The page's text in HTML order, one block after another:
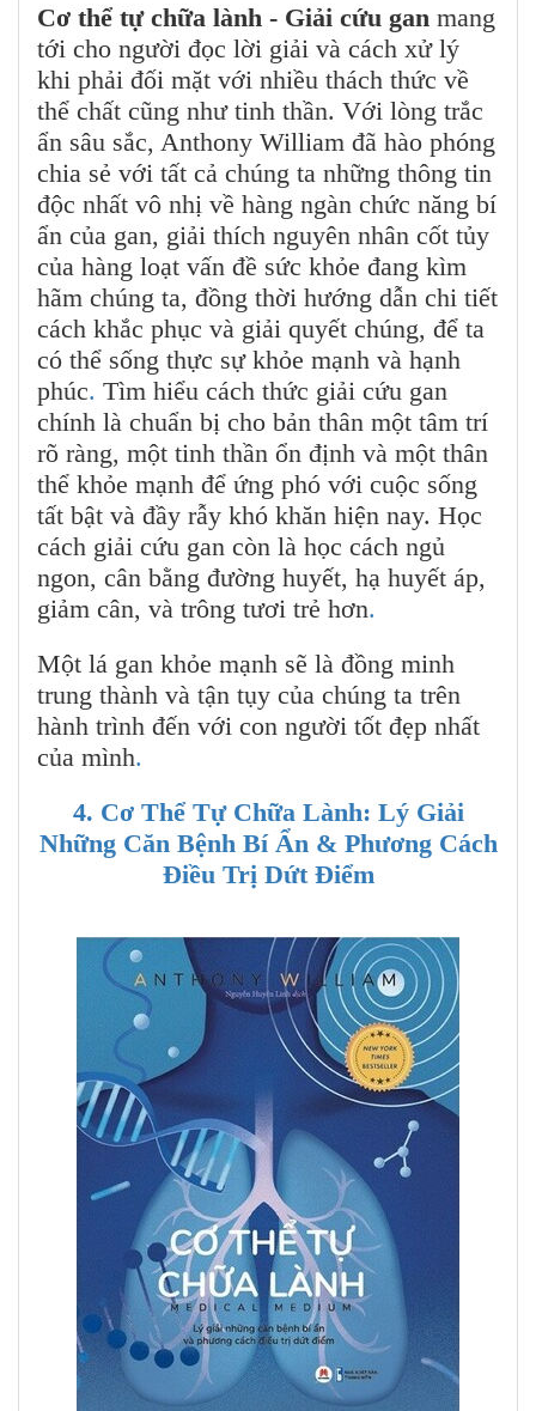
Cơ thể tự chữa lành - Giải cứu gan mang
tới cho người đọc lời giải và cách xử lý
khi phải đối mặt với nhiều thách thức về
thể chất cũng như tinh thần. Với lòng trắc
ẩn sâu sắc, Anthony William đã hào phóng
chia sẻ với tất cả chúng ta những thông tin
độc nhất vô nhị về hàng ngàn chức năng bí
ẩn của gan, giải thích nguyên nhân cốt tủy
của hàng loạt vấn đề sức khỏe đang kìm
hãm chúng ta, đồng thời hướng dẫn chi tiết
cách khắc phục và giải quyết chúng, để ta
có thể sống thực sự khỏe mạnh và hạnh
phúc. Tìm hiểu cách thức giải cứu gan
chính là chuẩn bị cho bản thân một tâm trí
rõ ràng, một tinh thần ổn định và một thân
thể khỏe mạnh để ứng phó với cuộc sống
tất bật và đầy rẫy khó khăn hiện nay. Học
cách giải cứu gan còn là học cách ngủ
ngon, cân bằng đường huyết, hạ huyết áp,
giảm cân, và trông tươi trẻ hơn.
Một lá gan khỏe mạnh sẽ là đồng minh
trung thành và tận tụy của chúng ta trên
hành trình đến với con người tốt đẹp nhất
của mình.
4. Cơ Thể Tự Chữa Lành: Lý Giải
Những Căn Bệnh Bí Ẩn & Phương Cách
Điều Trị Dứt Điểm